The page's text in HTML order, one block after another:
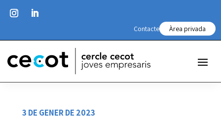
Contacte Àrea privada
3 DE GENER DE 2023